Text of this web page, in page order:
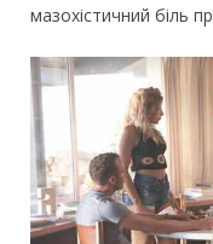
мазохістичний біль